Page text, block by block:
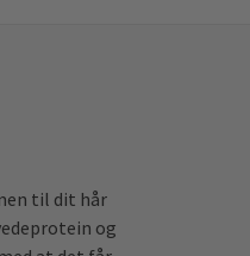
til dit hår
og